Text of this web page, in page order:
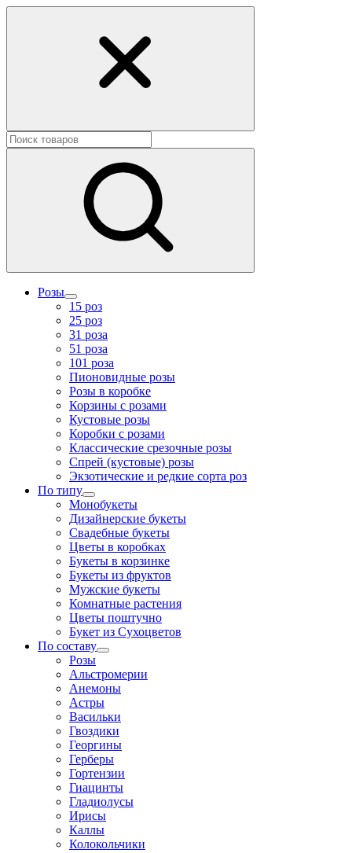
Розы
15 роз
25 роз
31 роза
51 роза
101 роза
Пионовидные розы
Розы в коробке
Корзины с розами
Кустовые розы
Коробки с розами
Классические срезочные розы
Спрей (кустовые) розы
Экзотические и редкие сорта роз
По типу
Монобукеты
Дизайнерские букеты
Свадебные букеты
Цветы в коробках
Букеты в корзинке
Букеты из фруктов
Мужские букеты
Комнатные растения
Цветы поштучно
Букет из Сухоцветов
По составу
Розы
Альстромерии
Анемоны
Астры
Васильки
Гвоздики
Георгины
Герберы
Гортензии
Гиацинты
Гладиолусы
Ирисы
Каллы
Колокольчики